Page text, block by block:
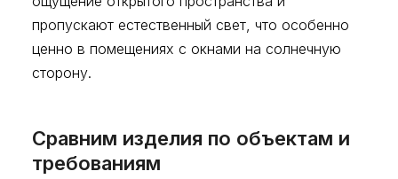
пропускают естественный свет, что особенно
ценно в помещениях с окнами на солнечную
сторону.
Сравним изделия по объектам и
требованиям